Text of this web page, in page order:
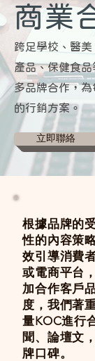
商業
跨足學校、醫
產品、保健食
多品牌合作，
的行銷方案。
立即聯絡
根據品牌的
性的內容策
效引導消費
或電商平台
加合作客戶
度，我們著
量KOC進行
聞、論壇文
牌口碑。